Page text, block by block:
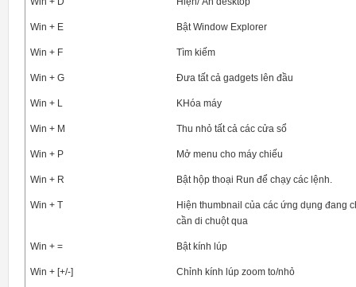
Win + E Bật Window Explorer
Win + F Tìm kiếm
Win + G Đưa tất cả gadgets lên đầu
Win + L KHóa máy
Win + M Thu nhỏ tất cả các cửa sổ
Win + P Mở menu cho máy chiếu
Win + R Bật hộp thoại Run để chạy các lệnh.
Win + T
Hiện thumbnail của các ứng dụng đang
cần di chuột qua
Win + = Bật kính lúp
Win + [+/-] Chỉnh kính lúp zoom to/nhỏ